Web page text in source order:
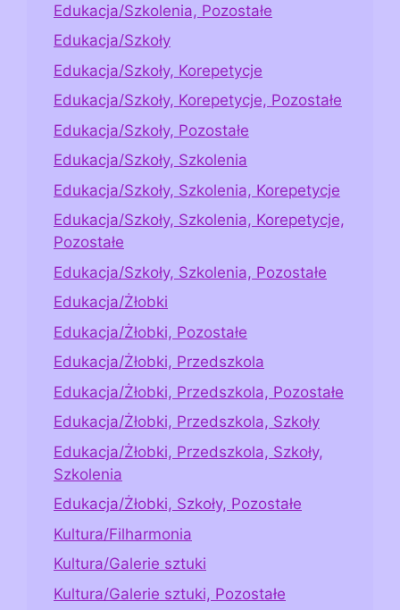
Edukacja/Szkolenia, Pozostałe
Edukacja/Szkoły
Edukacja/Szkoły, Korepetycje
Edukacja/Szkoły, Korepetycje, Pozostałe
Edukacja/Szkoły, Pozostałe
Edukacja/Szkoły, Szkolenia
Edukacja/Szkoły, Szkolenia, Korepetycje
Edukacja/Szkoły, Szkolenia, Korepetycje,
Pozostałe
Edukacja/Szkoły, Szkolenia, Pozostałe
Edukacja/Żłobki
Edukacja/Żłobki, Pozostałe
Edukacja/Żłobki, Przedszkola
Edukacja/Żłobki, Przedszkola, Pozostałe
Edukacja/Żłobki, Przedszkola, Szkoły
Edukacja/Żłobki, Przedszkola, Szkoły,
Szkolenia
Edukacja/Żłobki, Szkoły, Pozostałe
Kultura/Filharmonia
Kultura/Galerie sztuki
Kultura/Galerie sztuki, Pozostałe